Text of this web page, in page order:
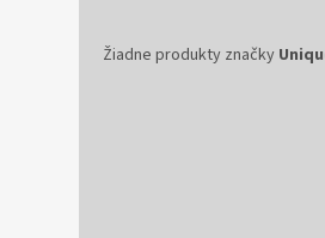
Žiadne produkty značky